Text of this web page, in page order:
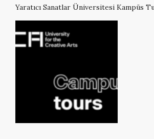
Yaratıcı Sanatlar Üniversitesi Kampüs